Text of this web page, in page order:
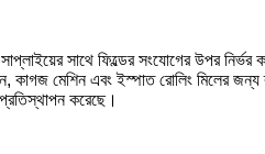
সাথে ফিল্ডের সংযোগের উপর নির্ভর
কাগজ মেশিন এবং ইস্পাত রোলিং মিলের
করেছে।